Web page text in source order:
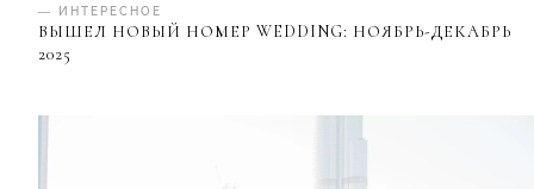
— ИНТЕРЕСНОЕ
ВЫШЕЛ НОВЫЙ НОМЕР WEDDING: НОЯБРЬ-ДЕКАБРЬ
2025